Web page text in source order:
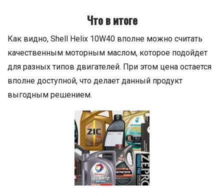
Что в итоге
Как видно, Shell Helix 10W40 вполне можно считать
качественным моторным маслом, которое подойдет
для разных типов двигателей. При этом цена остается
вполне доступной, что делает данный продукт
выгодным решением.